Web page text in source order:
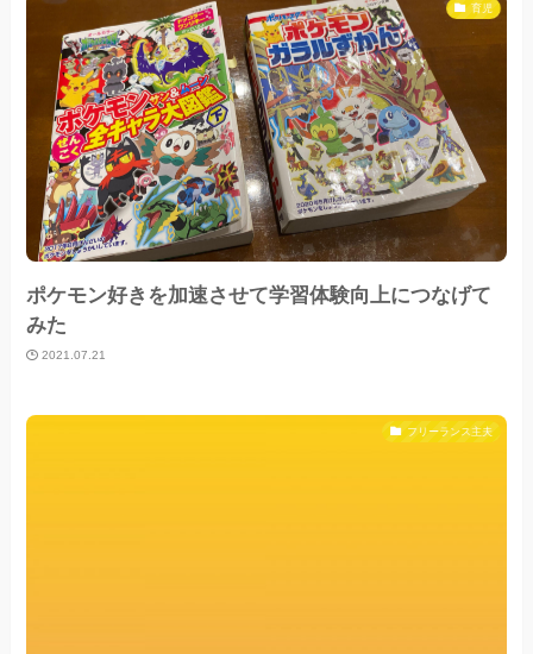
育児
ポケモン好きを加速させて学習体験向上につなげて
みた
2021.07.21
フリーランス主夫